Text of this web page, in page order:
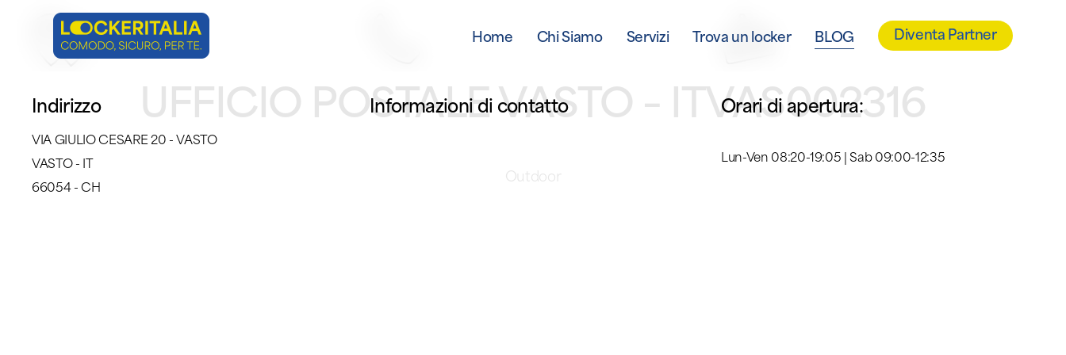
Home Chi Siamo Servizi Trova un locker BLOG Diventa Partner
UFFICIO POSTALE VASTO – ITVAS002316
Outdoor
Indirizzo
VIA GIULIO CESARE 20 - VASTO
VASTO - IT
66054 - CH
Informazioni di contatto Orari di apertura:
Lun-Ven 08:20-19:05 | Sab 09:00-12:35